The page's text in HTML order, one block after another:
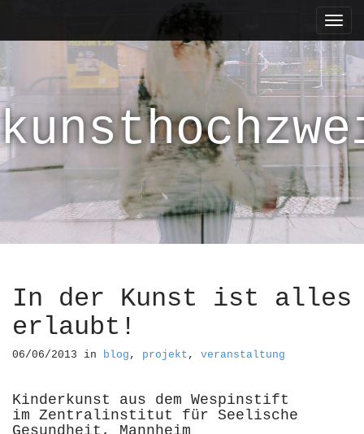
n
m
e
n
u
i
t
o
c
o
n
t
t
In der Kunst ist alles
erlaubt!
06/06/2013 in blog , projekt , veranstaltung
Kinderkunst aus dem Wespinstift
im Zentralinstitut für Seelische
Gesundheit, Mannheim